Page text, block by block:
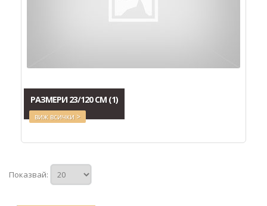
РАЗМЕРИ 23/120 СМ (1)
виж всички >
Показвай: